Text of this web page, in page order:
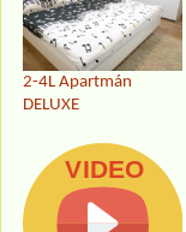
2-4L Apartmán
DELUXE